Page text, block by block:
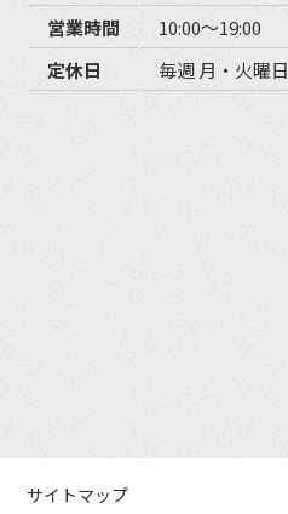
営業時間
10:00〜19:00
定休日
毎週 月・火曜日
サイトマップ